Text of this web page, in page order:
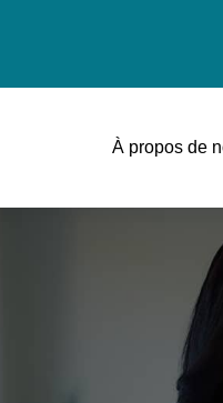
À propos de